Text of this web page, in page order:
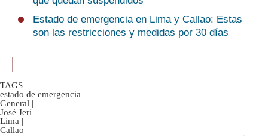
Estado de emergencia en Lima y Callao: Estas
son las restricciones y medidas por 30 días
TAGS
estado de emergencia |
General |
José Jerí |
Lima |
Callao